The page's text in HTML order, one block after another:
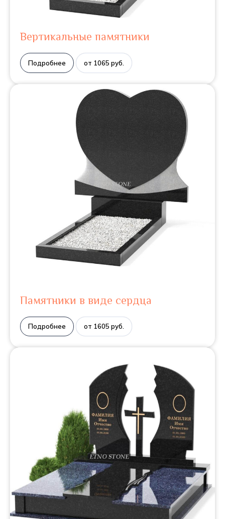
Вертикальные памятники
Подробнее от 1065 руб.
Памятники в виде сердца
Подробнее от 1605 руб.